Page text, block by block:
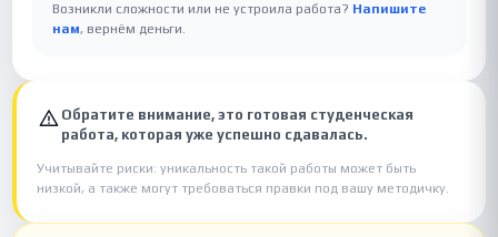
Возникли сложности или не устроила работа? Напишите
нам, вернём деньги.
Обратите внимание, это готовая студенческая
работа, которая уже успешно сдавалась.
Учитывайте риски: уникальность такой работы может быть
низкой, а также могут требоваться правки под вашу методичку.